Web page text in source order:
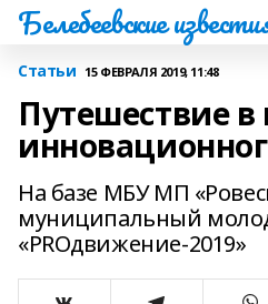
Белебеевские
Статьи 15 ФЕВРАЛЯ 2019, 11:48
Путешествие
На базе МБУ МП
муниципальный
«PROдвижение-2019»